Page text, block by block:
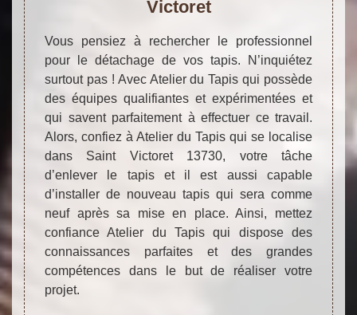
Victoret
Vous pensiez à rechercher le professionnel
pour le détachage de vos tapis. N’inquiétez
surtout pas ! Avec Atelier du Tapis qui possède
des équipes qualifiantes et expérimentées et
qui savent parfaitement à effectuer ce travail.
Alors, confiez à Atelier du Tapis qui se localise
dans Saint Victoret 13730, votre tâche
d’enlever le tapis et il est aussi capable
d’installer de nouveau tapis qui sera comme
neuf après sa mise en place. Ainsi, mettez
confiance Atelier du Tapis qui dispose des
connaissances parfaites et des grandes
compétences dans le but de réaliser votre
projet.